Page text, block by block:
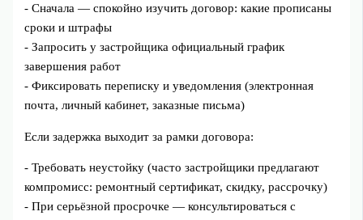
- Сначала — спокойно изучить договор: какие прописаны
сроки и штрафы
- Запросить у застройщика официальный график
завершения работ
- Фиксировать переписку и уведомления (электронная
почта, личный кабинет, заказные письма)
Если задержка выходит за рамки договора:
- Требовать неустойку (часто застройщики предлагают
компромисс: ремонтный сертификат, скидку, рассрочку)
- При серьёзной просрочке — консультироваться с